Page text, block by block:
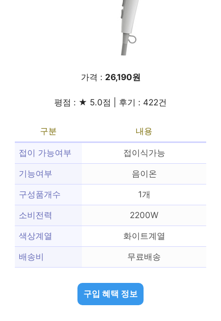
가격 : 26,190원
평점 : ★ 5.0점 | 후기 : 422건
구분 내용
접이 가능여부 접이식가능
기능여부 음이온
구성품개수 1개
소비전력 2200W
색상계열 화이트계열
배송비 무료배송
구입 혜택 정보